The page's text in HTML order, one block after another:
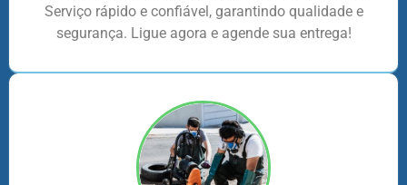
Serviço rápido e confiável, garantindo qualidade e
segurança. Ligue agora e agende sua entrega!